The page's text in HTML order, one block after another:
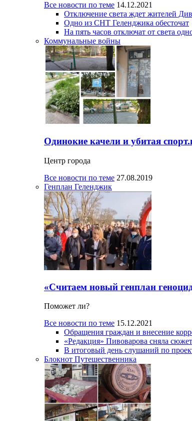
Все новости по теме 14.12.2021
Отключение света ждет жителей
Одно из СНТ Геленджика обесточат
На пять часов отключат от света
Коммунальные войны
Одинокие качели и убитая
Центр города
Все новости по теме 27.08.2019
Генплан Геленджик
«Считаем новый генплан
Поможет ли?
Все новости по теме 15.12.2021
Обращения граждан и внесение
«Редакция» Пивоварова сняла
В итоговый день слушаний по
Блокнот Путешественника